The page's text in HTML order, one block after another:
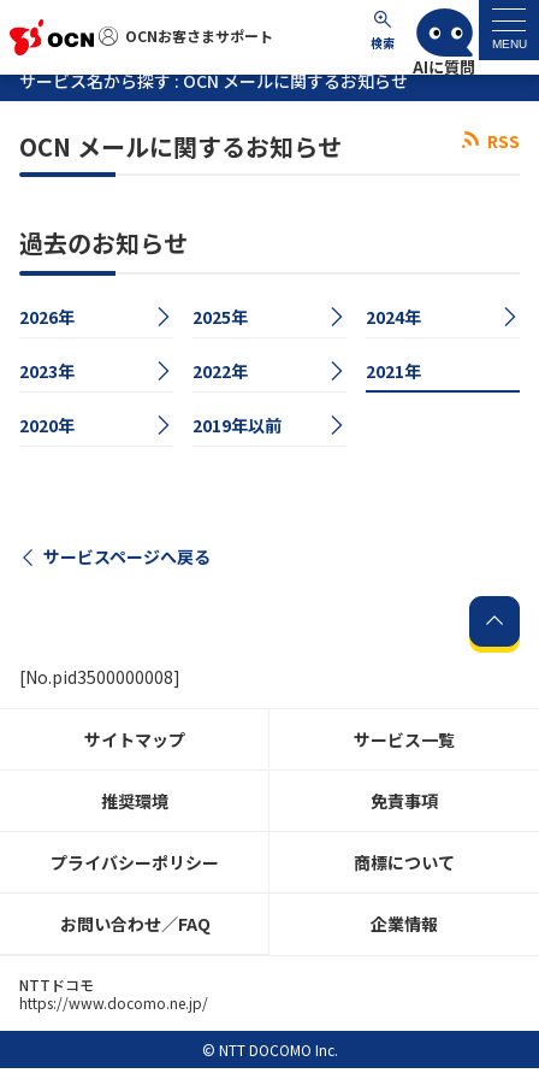
OCNお客さまサポート 検索 MENU
OCNお客さまサポート
マイページ
サポートトップ
サービス名から探す
よくあるご質問
まはこちら
サービス
OCN サービス一覧
サービス名から探す : OCN メールに関するお知らせ
RSS
OCN メールに関するお知らせ
過去のお知らせ
2026年 2025年 2024年
2023年 2022年 2021年
2020年 2019年以前
サービスページへ戻る
[No.pid3500000008]
サイトマップ サービス一覧
推奨環境 免責事項
プライバシーポリシー 商標について
お問い合わせ／FAQ 企業情報
NTTドコモ
https://www.docomo.ne.jp/
© NTT DOCOMO Inc.